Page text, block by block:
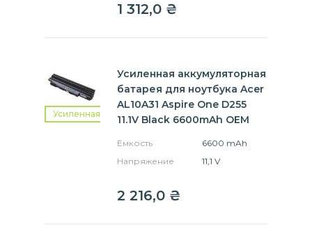
1 312,0 ₴
Усиленная
Усиленная аккумуляторная
батарея для ноутбука Acer
AL10A31 Aspire One D255
11.1V Black 6600mAh OEM
Емкость
6600 mAh
Напряжение
11,1 V
2 216,0 ₴